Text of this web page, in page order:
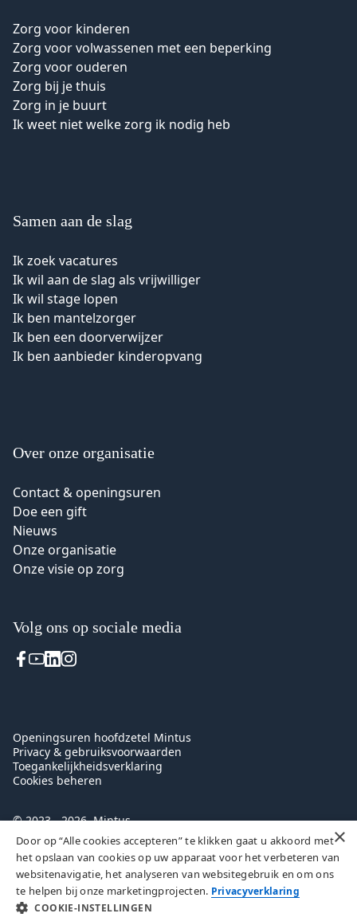
Zorg voor kinderen
Zorg voor volwassenen met een beperking
Zorg voor ouderen
Zorg bij je thuis
Zorg in je buurt
Ik weet niet welke zorg ik nodig heb
Samen aan de slag
Ik zoek vacatures
Ik wil aan de slag als vrijwilliger
Ik wil stage lopen
Ik ben mantelzorger
Ik ben een doorverwijzer
Ik ben aanbieder kinderopvang
Over onze organisatie
Contact & openingsuren
Doe een gift
Nieuws
Onze organisatie
Onze visie op zorg
Volg ons op sociale media
Voet
Openingsuren hoofdzetel Mintus
Privacy & gebruiksvoorwaarden
Toegankelijkheidsverklaring
Cookies beheren
© 2023 - 2026, Mintus
×
Door op “Alle cookies accepteren” te klikken gaat u akkoord met
het opslaan van cookies op uw apparaat voor het verbeteren van
websitenavigatie, het analyseren van websitegebruik en om ons
te helpen bij onze marketingprojecten. Privacyverklaring
COOKIE-INSTELLINGEN